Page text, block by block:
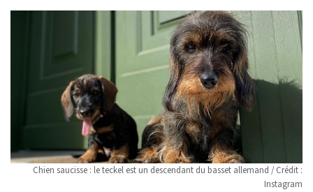
Chien saucisse : le teckel est un descendant du basset allemand / Crédit :
Instagram